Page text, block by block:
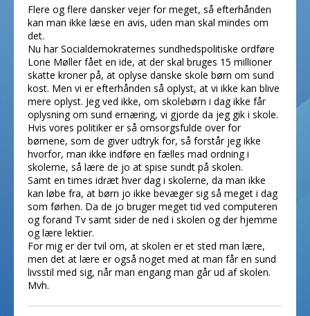
Flere og flere dansker vejer for meget, så efterhånden
kan man ikke læse en avis, uden man skal mindes om
det.
Nu har Socialdemokraternes sundhedspolitiske ordføre
Lone Møller fået en ide, at der skal bruges 15 millioner
skatte kroner på, at oplyse danske skole børn om sund
kost. Men vi er efterhånden så oplyst, at vi ikke kan blive
mere oplyst. Jeg ved ikke, om skolebørn i dag ikke får
oplysning om sund ernæring, vi gjorde da jeg gik i skole.
Hvis vores politiker er så omsorgsfulde over for
børnene, som de giver udtryk for, så forstår jeg ikke
hvorfor, man ikke indføre en fælles mad ordning i
skolerne, så lære de jo at spise sundt på skolen.
Samt en times idræt hver dag i skolerne, da man ikke
kan løbe fra, at børn jo ikke bevæger sig så meget i dag
som førhen. Da de jo bruger meget tid ved computeren
og forand Tv samt sider de ned i skolen og der hjemme
og lære lektier.
For mig er der tvil om, at skolen er et sted man lære,
men det at lære er også noget med at man får en sund
livsstil med sig, når man engang man går ud af skolen.
Mvh.